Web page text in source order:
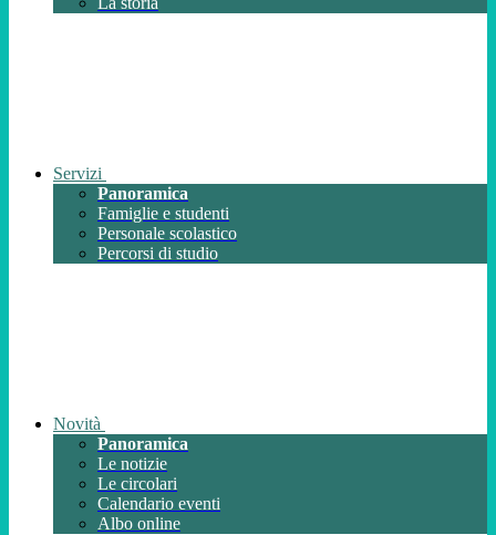
Servizi
Panoramica
Famiglie e studenti
Personale scolastico
Percorsi di studio
Novità
Panoramica
Le notizie
Le circolari
Calendario eventi
Albo online